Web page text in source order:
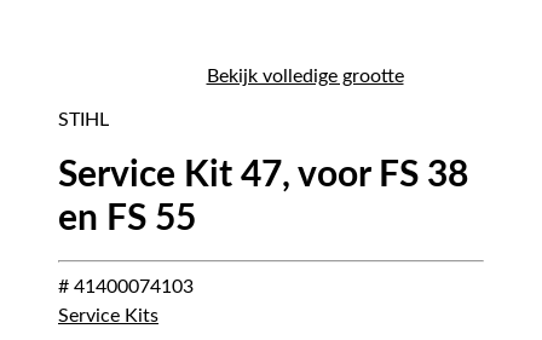
Bekijk volledige grootte
STIHL
Service Kit 47, voor FS 38
en FS 55
# 41400074103
Service Kits